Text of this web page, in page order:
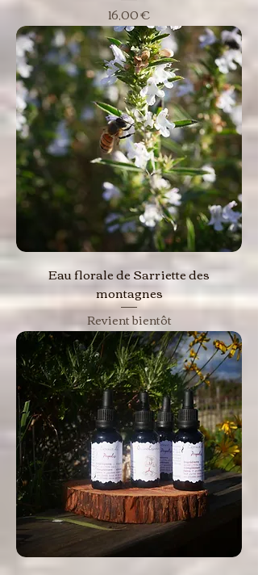
Prix
16,00 €
Eau florale de Sarriette des
montagnes
Revient bientôt